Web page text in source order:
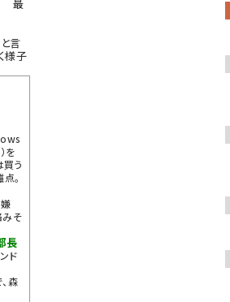
最
言
様子
を
買う
。
みそ
長
ド
森